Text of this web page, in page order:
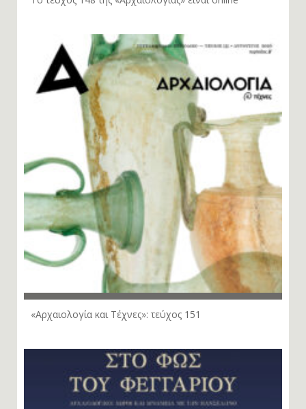
«Αρχαιολογία και Τέχνες»: τεύχος 151